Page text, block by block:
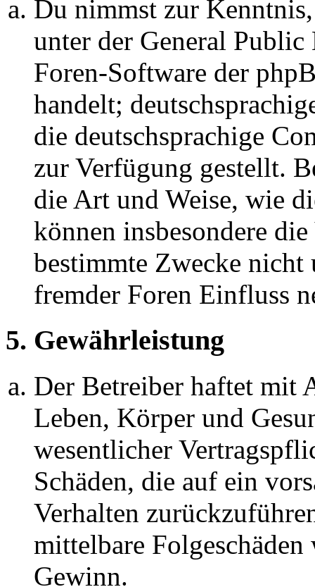
Du nimmst zur
unter der General
Foren-Software der
handelt;
die deutschsprachige
zur Verfügung gestellt.
die Art und Weise, wie
können insbesondere
bestimmte Zwecke nicht
fremder Foren Einfluss
5. Gewährleistung
Der Betreiber haftet mit
Leben, Körper und
wesentlicher
Schäden, die auf ein
Verhalten
mittelbare Folgeschäden
Gewinn.